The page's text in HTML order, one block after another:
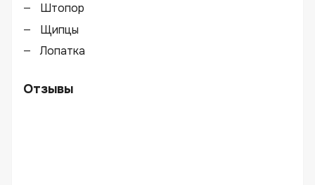
Штопор
Щипцы
Лопатка
Отзывы